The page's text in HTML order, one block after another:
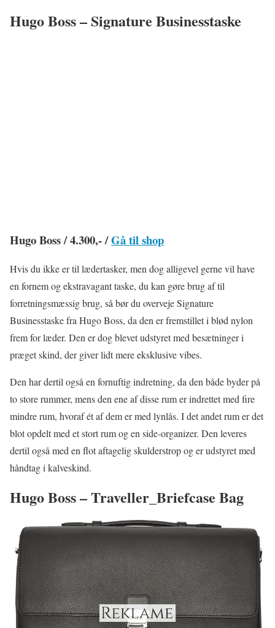
Hugo Boss – Signature Businesstaske
Hugo Boss / 4.300,- /Gå til shop
Hvis du ikke er til lædertasker, men dog alligevel gerne vil have
en fornem og ekstravagant taske, du kan gøre brug af til
forretningsmæssig brug, så bør du overveje Signature
Businesstaske fra Hugo Boss, da den er fremstillet i blød nylon
frem for læder. Den er dog blevet udstyret med besætninger i
præget skind, der giver lidt mere eksklusive vibes.
Den har dertil også en fornuftig indretning, da den både byder på
to store rummer, mens den ene af disse rum er indrettet med fire
mindre rum, hvoraf ét af dem er med lynlås. I det andet rum er det
blot opdelt med et stort rum og en side-organizer. Den leveres
dertil også med en flot aftagelig skulderstrop og er udstyret med
håndtag i kalveskind.
Hugo Boss – Traveller_Briefcase Bag